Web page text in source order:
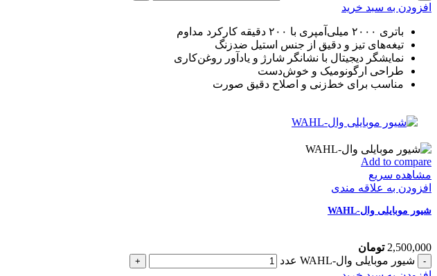
افزودن به سبد خرید
باتری ۲۰۰۰ میلی‌آمپری با ۲۰۰ دقیقه کارکرد مداوم
تیغه‌های تیز و دقیق از جنس استیل ضدزنگ
نمایشگر دیجیتال با نشانگر شارژ و یادآور روغن‌کاری
طراحی ارگونومیک و خوش‌دست
مناسب برای خط‌زنی و اصلاح دقیق صورت
Add to compare
مشاهده سریع
افزودن به علاقه مندی
شیور موبایلی وال-WAHL
2,500,000 تومان
شیور موبایلی وال-WAHL عدد